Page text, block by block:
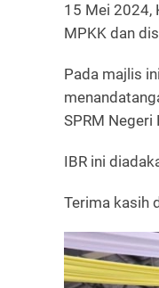
15 Mei 2024,
MPKK dan
Pada majlis
SPRM Negeri
IBR ini
Terima kasih